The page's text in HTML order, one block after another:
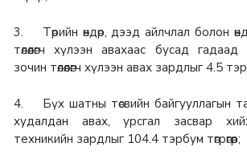
3. Төрийн өндөр, дээд айлчлал болон
төлөөлөгч хүлээн авахаас бусад
зочин төлөөлөгч хүлээн авах зардлыг 4.5
4. Бүх шатны төсвийн байгууллагын
худалдан авах, урсгал засвар
техникийн зардлыг 104.4 тэрбум төгрөгөөр;